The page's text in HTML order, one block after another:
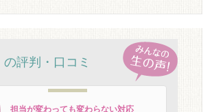
の評判・口コミ
担当が変わっても変わらない対応